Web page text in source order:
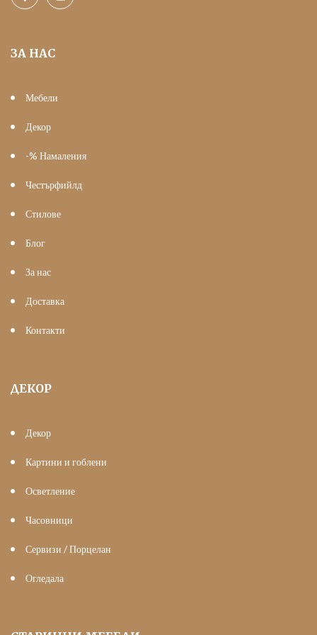
ЗА НАС
Мебели
Декор
-% Намаления
Честърфийлд
Стилове
Блог
За нас
Доставка
Контакти
ДЕКОР
Декор
Картини и гоблени
Осветление
Часовници
Сервизи / Порцелан
Огледала